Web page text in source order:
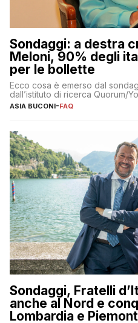
Sondaggi: a destra
Meloni, 90% degli
per le bollette
Ecco cosa è emerso dal
dall’istituto di ricerca Quorum/
ASIA BUCONI-FAQ
Sondaggi, Fratelli
anche al Nord e
Lombardia e